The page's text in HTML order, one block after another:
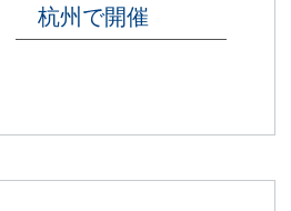
杭州で開催